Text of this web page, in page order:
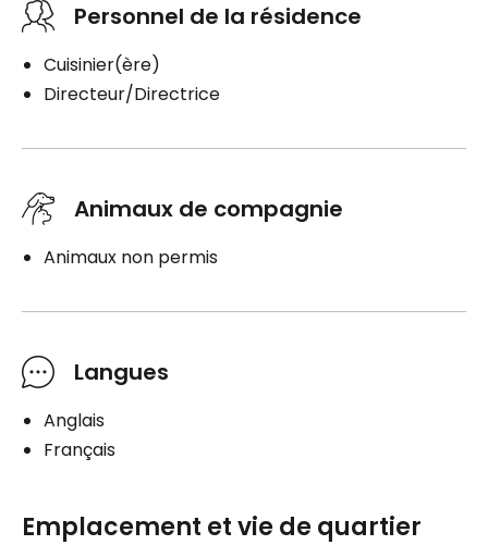
Personnel de la résidence
Cuisinier(ère)
Directeur/Directrice
Animaux de compagnie
Animaux non permis
Langues
Anglais
Français
Emplacement et vie de quartier